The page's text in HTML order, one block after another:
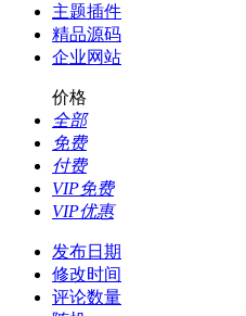
主题插件
精品源码
企业网站
价格
全部
免费
付费
VIP免费
VIP优惠
发布日期
修改时间
评论数量